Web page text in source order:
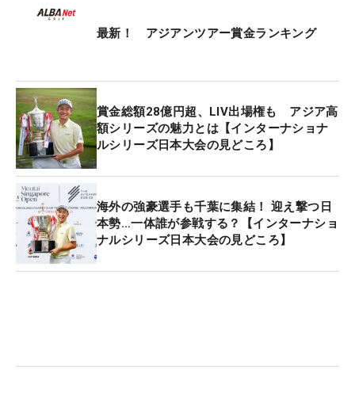
最新！ アジアンツアー賞金ランキング
賞金総額28億円超、LIV出場権も アジア高
額シリーズの魅力とは【インターナショナ
ルシリーズ日本大会の見どころ】
海外の強豪選手も千葉に集結！ 迎え撃つ日
本勢…一体誰が参戦する？【インターナショ
ナルシリーズ日本大会の見どころ】